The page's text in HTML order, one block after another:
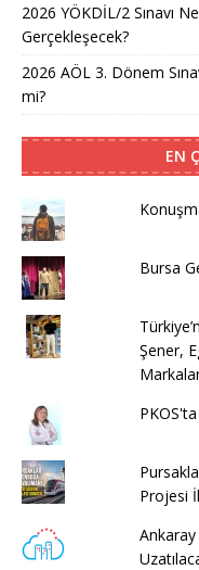
2026 YÖKDİL/2 Sınavı
Gerçekleşecek?
2026 AÖL 3. Dönem
mi?
EN
Bursa
Şener,
Projesi